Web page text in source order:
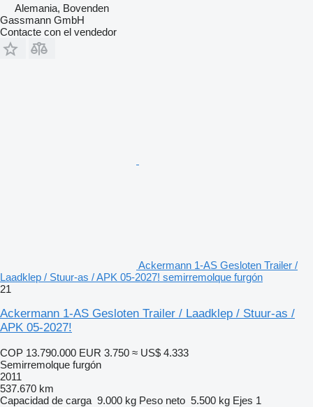
Alemania, Bovenden
Gassmann GmbH
Contacte con el vendedor
Ackermann 1-AS Gesloten Trailer /
Laadklep / Stuur-as / APK 05-2027! semirremolque furgón
21
Ackermann 1-AS Gesloten Trailer / Laadklep / Stuur-as /
APK 05-2027!
COP 13.790.000 EUR 3.750 ≈ US$ 4.333
Semirremolque furgón
2011
537.670 km
Capacidad de carga 9.000 kg Peso neto 5.500 kg Ejes 1